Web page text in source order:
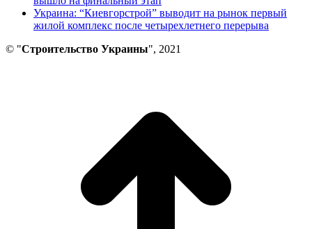
Украина: “Киевгорстрой” выводит на рынок первый
жилой комплекс после четырехлетнего перерыва
© "Строительство Украины", 2021